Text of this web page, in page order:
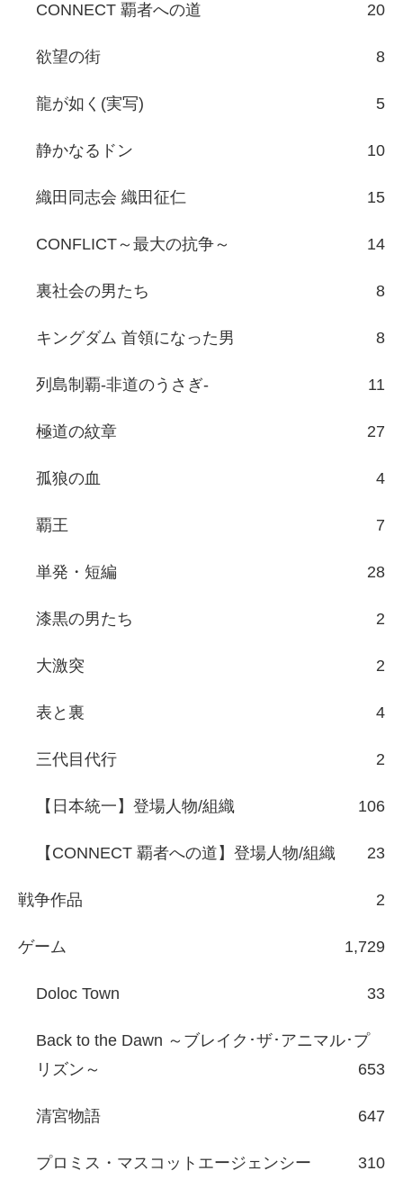
CONNECT 覇者への道 20
欲望の街 8
龍が如く(実写) 5
静かなるドン 10
織田同志会 織田征仁 15
CONFLICT～最大の抗争～ 14
裏社会の男たち 8
キングダム 首領になった男 8
列島制覇-非道のうさぎ- 11
極道の紋章 27
孤狼の血 4
覇王 7
単発・短編 28
漆黒の男たち 2
大激突 2
表と裏 4
三代目代行 2
【日本統一】登場人物/組織 106
【CONNECT 覇者への道】登場人物/組織 23
戦争作品 2
ゲーム 1,729
Doloc Town 33
Back to the Dawn ～ブレイク･ザ･アニマル･プ
リズン～
653
清宮物語 647
プロミス・マスコットエージェンシー 310